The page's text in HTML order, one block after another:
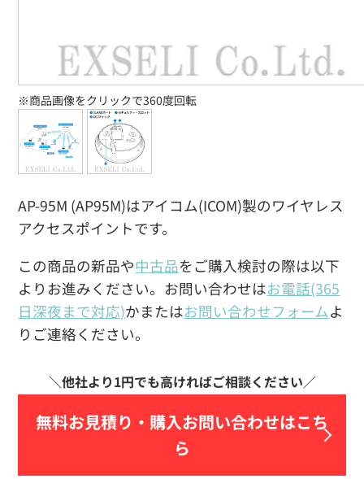
AP-95M (AP95M)はアイコム(ICOM)製のワイヤレス
アクセスポイントです。
この商品の新品や中古品をご購入検討の際は以下
よりお進みください。お問い合わせはお電話(365
日深夜まで対応)かまたはお問い合わせフォームよ
りご連絡ください。
無料お見積り・ 購入お問い合わせはこち
ら
※商品画像をクリックで360度回転